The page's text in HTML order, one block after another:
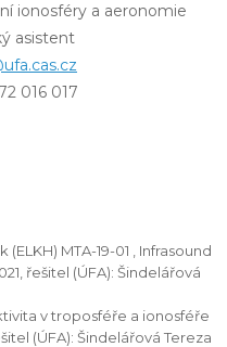
ionosféry a aeronomie
asistent
016 017
MTA-19-01 , Infrasound
řešitel (ÚFA): Šindelářová
v troposféře a ionosféře
(ÚFA): Šindelářová Tereza